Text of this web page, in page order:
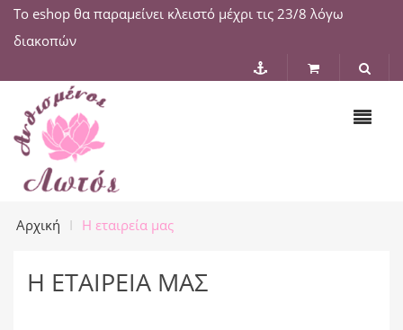
Το eshop θα παραμείνει κλειστό μέχρι τις 23/8 λόγω
διακοπών
Αρχική Η εταιρεία μας
Η ΕΤΑΙΡΕΊΑ ΜΑΣ